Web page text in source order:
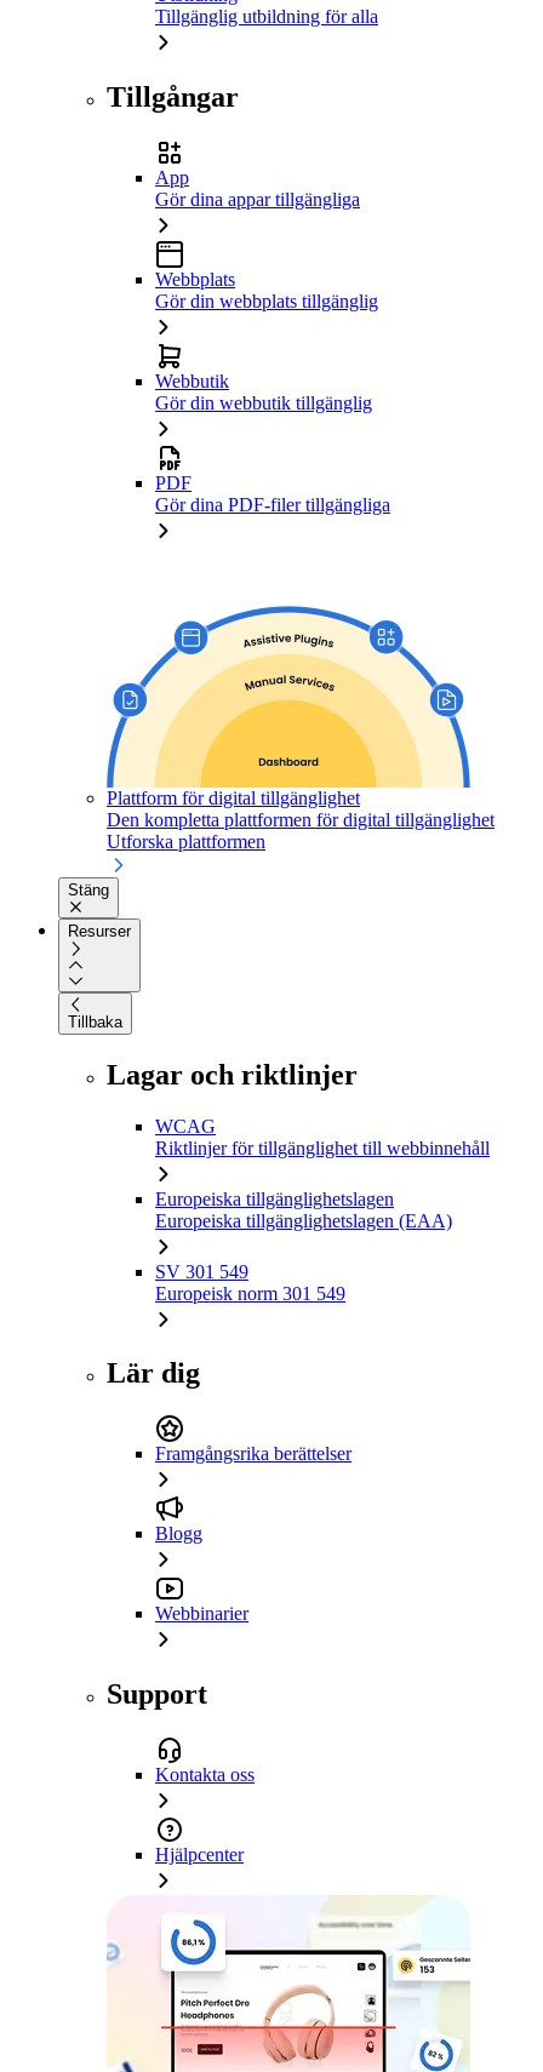
Tillgänglig utbildning för alla
Tillgångar
App
Gör dina appar tillgängliga
Webbplats
Gör din webbplats tillgänglig
Webbutik
Gör din webbutik tillgänglig
PDF
Gör dina PDF-filer tillgängliga
Plattform för digital tillgänglighet
Den kompletta plattformen för digital tillgänglighet
Utforska plattformen
Stäng
Resurser
Tillbaka
Lagar och riktlinjer
WCAG
Riktlinjer för tillgänglighet till webbinnehåll
Europeiska tillgänglighetslagen
Europeiska tillgänglighetslagen (EAA)
SV 301 549
Europeisk norm 301 549
Lär dig
Framgångsrika berättelser
Blogg
Webbinarier
Support
Kontakta oss
Hjälpcenter